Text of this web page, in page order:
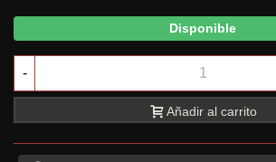
Disponible
-
Añadir al carrito